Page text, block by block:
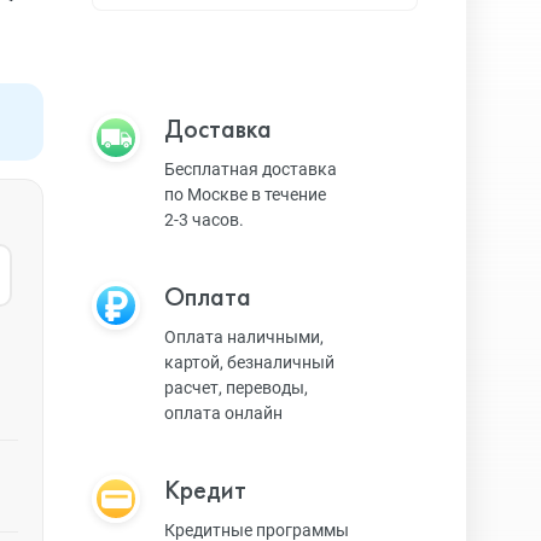
Magic Keyboard
ЗУ и кабели
Игровые консоли
Ремешки для AW
Доставка
Бесплатная доставка
по Москве в течение
2-3 часов.
Оплата
Оплата наличными,
картой, безналичный
расчет, переводы,
оплата онлайн
Кредит
Кредитные программы